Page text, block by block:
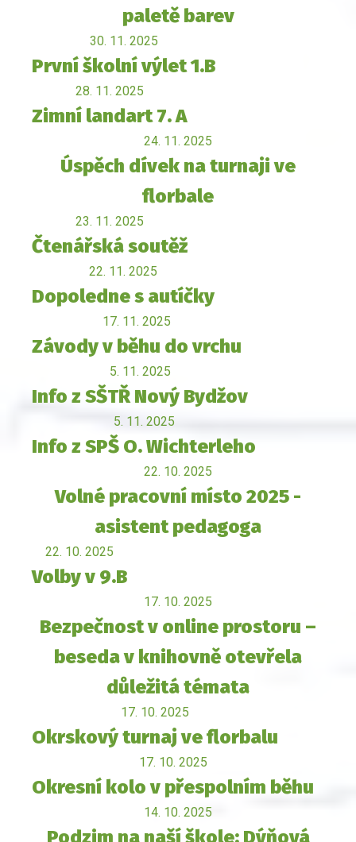
paletě barev
30. 11. 2025
První školní výlet 1.B
28. 11. 2025
Zimní landart 7. A
24. 11. 2025
Úspěch dívek na turnaji ve
florbale
23. 11. 2025
Čtenářská soutěž
22. 11. 2025
Dopoledne s autíčky
17. 11. 2025
Závody v běhu do vrchu
5. 11. 2025
Info z SŠTŘ Nový Bydžov
5. 11. 2025
Info z SPŠ O. Wichterleho
22. 10. 2025
Volné pracovní místo 2025 -
asistent pedagoga
22. 10. 2025
Volby v 9.B
17. 10. 2025
Bezpečnost v online prostoru –
beseda v knihovně otevřela
důležitá témata
17. 10. 2025
Okrskový turnaj ve florbalu
17. 10. 2025
Okresní kolo v přespolním běhu
14. 10. 2025
Podzim na naší škole: Dýňová